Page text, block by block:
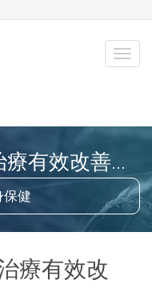
有效改善...
保健
療有效改